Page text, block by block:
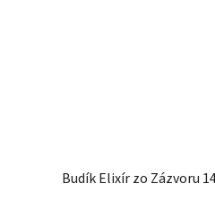
Budík Elixír zo Zázvoru